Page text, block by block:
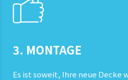
3. MONTAGE
Es ist soweit, Ihre neue Decke